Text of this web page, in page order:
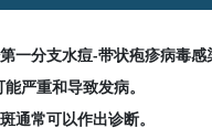
一分支水痘-带状疱疹病毒感
严重和导致发病。
通常可以作出诊断。